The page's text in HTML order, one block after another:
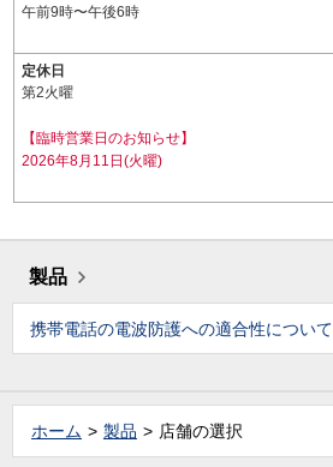
午前9時〜午後6時
定休日
第2火曜
【臨時営業日のお知らせ】
2026年8月11日(火曜)
製品
携帯電話の電波防護への適合性について
ホーム 製品 店舗の選択